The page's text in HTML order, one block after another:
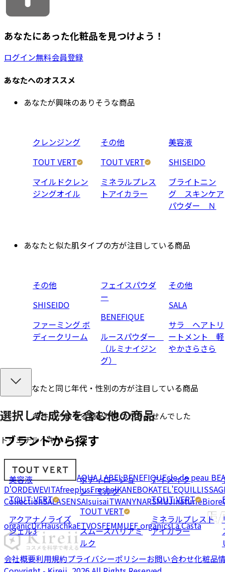
選択した成分を含む他の商品
トリエチルヘキサノイン
美容液
TOUT VERT
アクアナノライズ
ジェル3
ボディローショ
ン・ミルク
TOUT VERT
スムースバリアミ
ルク
アイメイク
TOUT VERT
ミネラルプレスト
アイカラー
あなたにあった化粧品を見つけよう！
ログイン無料会員登録
あなたへのオススメ
あなたが興味のありそうな商品
クレンジング
TOUT VERT
マイルドクレン
ジングオイル
その他
TOUT VERT
ミネラルプレス
トアイカラー
美容液
SHISEIDO
ブライトニン
グ スキンケア
パウダー Ｎ
あなたと似た肌タイプの方が注目している商品
その他
SHISEIDO
ファーミング ボ
ディークリーム
フェイスパウダ
ー
BENEFIQUE
ルースパウダー
（ルミナイジン
グ）
その他
SALA
サラ ヘアトリ
ートメント 軽
やかさらさら
あなたと同じ年代・性別の方が注目している商品
条件に一致する商品が見つかりませんでした
ブランドから探す
AQUA LABELBENEFIQUEcle de peau
D'ORDEWEVITAfreeplusFreshelKANEBOKATEL'EQUIL
CollectionSALASENSAIsuisaiTWANYNARSMUJInaturieBiore
organicDr.HauschkaETVOSFEMMUEF organicsLa Casta
会社概要利用規約プライバシーポリシーお問い合わせ化粧品